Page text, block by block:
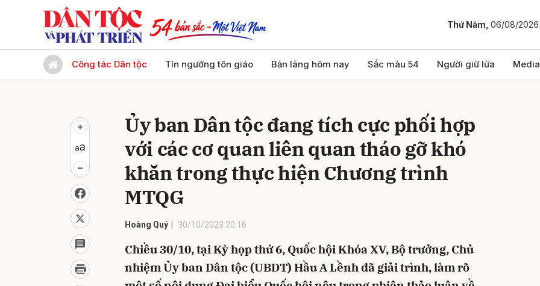
Thứ Năm, 06/08/2026
Công tác Dân tộc Tín ngưỡng tôn giáo Bản làng hôm nay Sắc màu 54 Người giữ lửa Media
Ủy ban Dân tộc đang tích cực phối hợp
với các cơ quan liên quan tháo gỡ khó
khăn trong thực hiện Chương trình
MTQG
Hoàng Quý 30/10/2023 20:16
Chiều 30/10, tại Kỳ họp thứ 6, Quốc hội Khóa XV, Bộ trưởng, Chủ
nhiệm Ủy ban Dân tộc (UBDT) Hầu A Lềnh đã giải trình, làm rõ
Gửi bình luận